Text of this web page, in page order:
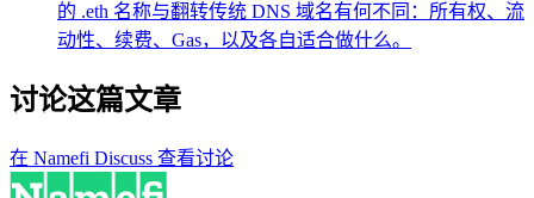
的 .eth 名称与翻转传统 DNS 域名有何不同：所有权、流
动性、续费、Gas，以及各自适合做什么。
讨论这篇文章
在 Namefi Discuss 查看讨论